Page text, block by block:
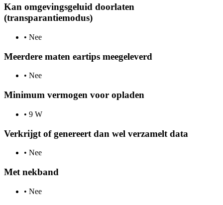
Kan omgevingsgeluid doorlaten
(transparantiemodus)
• Nee
Meerdere maten eartips meegeleverd
• Nee
Minimum vermogen voor opladen
• 9 W
Verkrijgt of genereert dan wel verzamelt data
• Nee
Met nekband
• Nee